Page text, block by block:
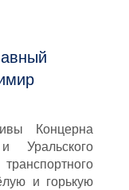
Концерна
Уральского
и горькую